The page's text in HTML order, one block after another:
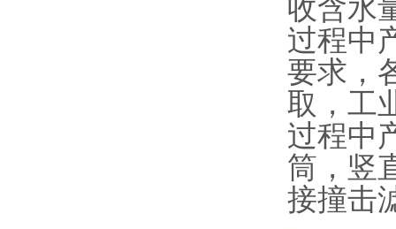
收含水
过程中
要求，
取，工
过程中
筒，竖
接撞击